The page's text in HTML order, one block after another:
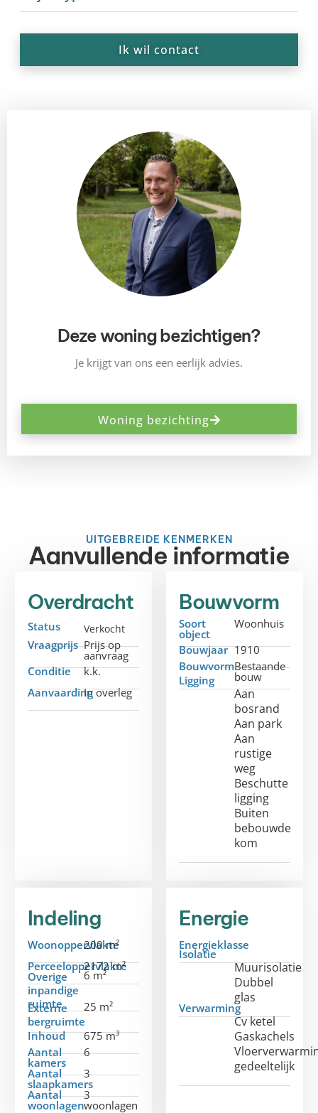
Ik wil contact
Deze woning bezichtigen?
Je krijgt van ons een eerlijk advies.
Woning bezichting
UITGEBREIDE KENMERKEN
Aanvullende informatie
Overdracht
Status Verkocht
Vraagprijs Prijs op
aanvraag
Conditie
k.k.
AanvaardingIn overleg
Bouwvorm
Soort
object
Woonhuis
Bouwjaar 1910
BouwvormBestaande
bouw
Ligging
Aan
bosrand
Aan park
Aan
rustige
weg
Beschutte
ligging
Buiten
bebouwde
kom
Indeling
Woonoppervlakte
200 m²
Perceeloppervlakte
2172 m²
Overige
inpandige
ruimte
6 m²
Externe
bergruimte
25 m²
Inhoud
675 m³
Aantal
kamers
6
Aantal
slaapkamers
3
Aantal
woonlagen
3
woonlagen
Energie
Energieklasse
Isolatie
Muurisolatie
Dubbel
glas
Verwarming
Cv ketel
Gaskachels
gedeeltelijk